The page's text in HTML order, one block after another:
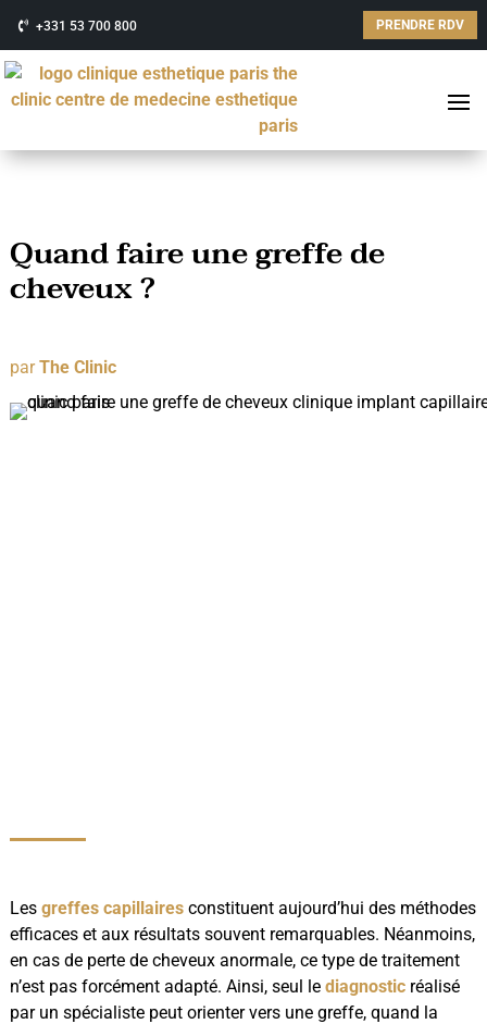
+331 53 700 800 PRENDRE RDV
Quand faire une greffe de
cheveux ?
parThe Clinic
Les greffes capillairesconstituent aujourd’hui des méthodes
efficaces et aux résultats souvent remarquables. Néanmoins,
en cas de perte de cheveux anormale, ce type de traitement
n’est pas forcément adapté. Ainsi, seul le diagnosticréalisé
par un spécialiste peut orienter vers une greffe, quand la